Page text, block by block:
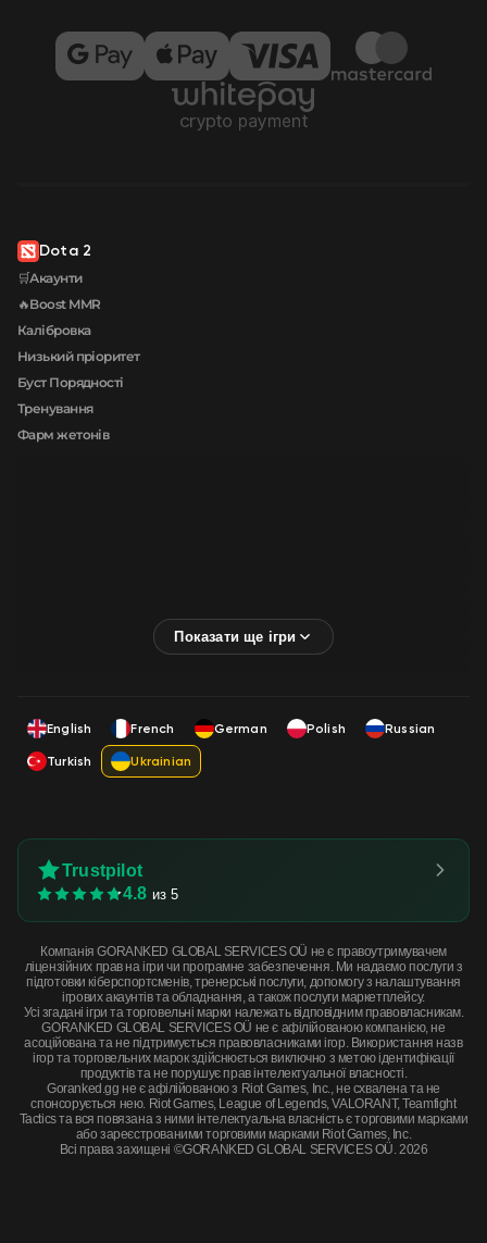
Dota 2
🛒Акаунти
🔥Boost MMR
Калібровка
Низький пріоритет
Буст Порядності
Тренування
Фарм жетонів
English French German Polish
Russian
Turkish
Ukrainian
Trustpilot
4.8 из 5
Компанія GORANKED GLOBAL SERVICES OÜ не є правоутримувачем
ліцензійних прав на ігри чи програмне забезпечення. Ми надаємо послуги з
підготовки кіберспортсменів, тренерські послуги, допомогу з налаштування
ігрових акаунтів та обладнання, а також послуги маркетплейсу.
Усі згадані ігри та торговельні марки належать відповідним правовласникам.
GORANKED GLOBAL SERVICES OÜ не є афілійованою компанією, не
асоційована та не підтримується правовласниками ігор. Використання назв
ігор та торговельних марок здійснюється виключно з метою ідентифікації
продуктів та не порушує прав інтелектуальної власності.
Goranked.gg не є афілійованою з Riot Games, Inc., не схвалена та не
спонсорується нею. Riot Games, League of Legends, VALORANT, Teamfight
Tactics та вся повязана з ними інтелектуальна власність є торговими марками
або зареєстрованими торговими марками Riot Games, Inc.
Всі права захищені ©GORANKED GLOBAL SERVICES OÜ. 2026